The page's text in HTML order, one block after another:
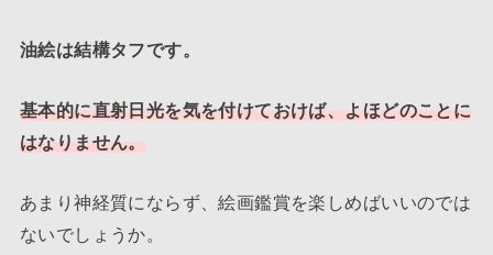
油絵は結構タフです。
基本的に直射日光を気を付けておけば、よほどのことに
はなりません。
あまり神経質にならず、絵画鑑賞を楽しめばいいのでは
ないでしょうか。